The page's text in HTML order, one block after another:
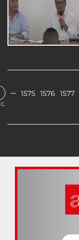
… 1575 1576 1577